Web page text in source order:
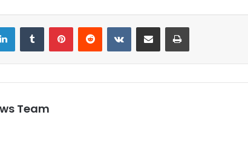
LinkedInTumblr PinterestReddit VKontakteShare via Email Print
Team